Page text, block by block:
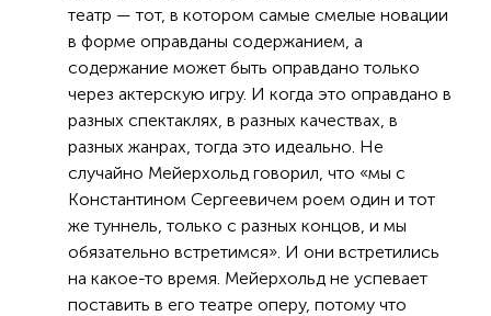
театр — тот, в котором самые смелые новации
в форме оправданы содержанием, а
содержание может быть оправдано только
через актерскую игру. И когда это оправдано в
разных спектаклях, в разных качествах, в
разных жанрах, тогда это идеально. Не
случайно Мейерхольд говорил, что «мы с
Константином Сергеевичем роем один и тот
же туннель, только с разных концов, и мы
обязательно встретимся». И они встретились
на какое-то время. Мейерхольд не успевает
поставить в его театре оперу, потому что